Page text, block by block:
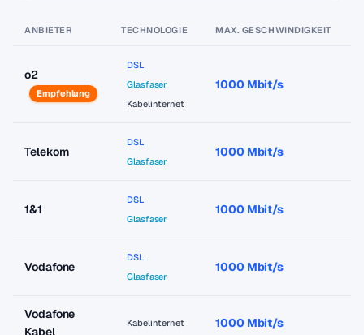
ANBIETER TECHNOLOGIE MAX. GESCHWINDIGKEIT
o2
Empfehlung
DSL
Glasfaser
Kabelinternet
1000 Mbit/s
Telekom
DSL
Glasfaser
1000 Mbit/s
1&1
DSL
Glasfaser
1000 Mbit/s
Vodafone
DSL
Glasfaser
1000 Mbit/s
Vodafone
Kabel
Kabelinternet 1000 Mbit/s